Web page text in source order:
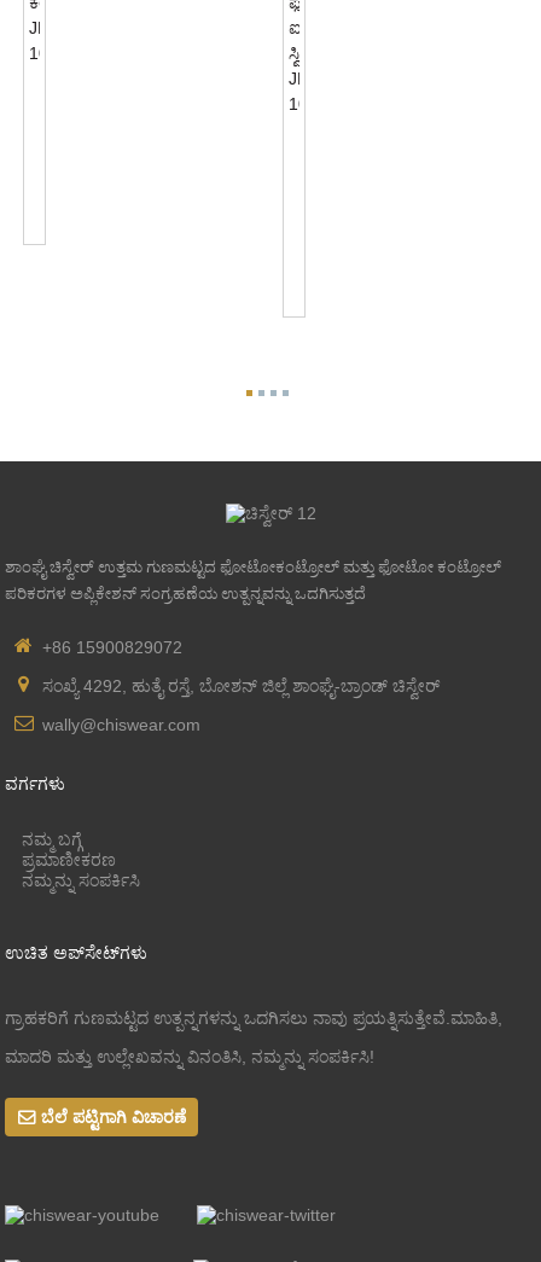
ಶಾಂಘೈ ಚಿಸ್ವೇರ್ ಉತ್ತಮ ಗುಣಮಟ್ಟದ ಫೋಟೋಕಂಟ್ರೋಲ್ ಮತ್ತು ಫೋಟೋ ಕಂಟ್ರೋಲ್
ಪರಿಕರಗಳ ಅಪ್ಲಿಕೇಶನ್ ಸಂಗ್ರಹಣೆಯ ಉತ್ಪನ್ನವನ್ನು ಒದಗಿಸುತ್ತದೆ
+86 15900829072
ಸಂಖ್ಯೆ 4292, ಹುತೈ ರಸ್ತೆ, ಬೋಶನ್ ಜಿಲ್ಲೆ ಶಾಂಘೈ-ಬ್ರಾಂಡ್ ಚಿಸ್ವೇರ್
wally@chiswear.com
ವರ್ಗಗಳು
ನಮ್ಮ ಬಗ್ಗೆ
ಪ್ರಮಾಣೀಕರಣ
ನಮ್ಮನ್ನು ಸಂಪರ್ಕಿಸಿ
ಉಚಿತ ಅಪ್‌ಸೇಟ್‌ಗಳು
ಗ್ರಾಹಕರಿಗೆ ಗುಣಮಟ್ಟದ ಉತ್ಪನ್ನಗಳನ್ನು ಒದಗಿಸಲು ನಾವು ಪ್ರಯತ್ನಿಸುತ್ತೇವೆ.ಮಾಹಿತಿ,
ಮಾದರಿ ಮತ್ತು ಉಲ್ಲೇಖವನ್ನು ವಿನಂತಿಸಿ, ನಮ್ಮನ್ನು ಸಂಪರ್ಕಿಸಿ!
ಬೆಲೆ ಪಟ್ಟಿಗಾಗಿ ವಿಚಾರಣೆ